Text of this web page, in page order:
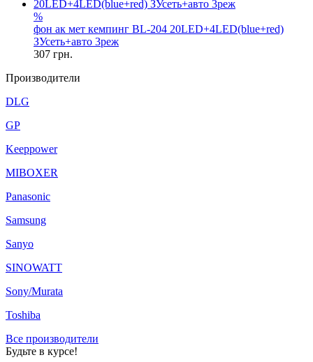
%
фон ак мет кемпинг BL-204 20LED+4LED(blue+red)
ЗУсеть+авто 3реж
307 грн.
Производители
DLG
GP
Keeppower
MIBOXER
Panasonic
Samsung
Sanyo
SINOWATT
Sony/Murata
Toshiba
Все производители
Будьте в курсе!